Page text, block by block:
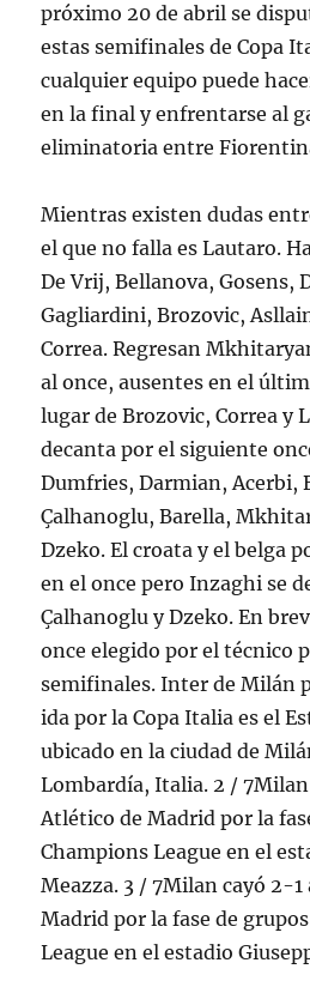
próximo 20 de abril se
estas semifinales de Copa
cualquier equipo puede
en la final y enfrentarse al
eliminatoria entre
Mientras existen dudas
el que no falla es Lautaro.
De Vrij, Bellanova, Gosens,
Gagliardini, Brozovic,
Correa. Regresan
al once, ausentes en el
lugar de Brozovic, Correa y
decanta por el siguiente
Dumfries, Darmian, Acerbi,
Çalhanoglu, Barella,
Dzeko. El croata y el belga
en el once pero Inzaghi se
Çalhanoglu y Dzeko. En
once elegido por el técnico
semifinales. Inter de Milán
ida por la Copa Italia es el
ubicado en la ciudad de
Lombardía, Italia. 2 /
Atlético de Madrid por la
Champions League en el
Meazza. 3 / 7Milan cayó 2-
Madrid por la fase de
League en el estadio